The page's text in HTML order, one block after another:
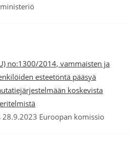
no:1300/2014, vammaisten ja
esteetöntä pääsyä
koskevista
Euroopan komissio